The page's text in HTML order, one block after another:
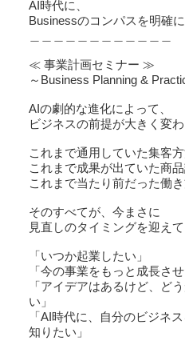
AI時代に、
Businessのコンパスを明確
≪ 事業計画セミナー ≫
～Business Planning &
AIの劇的な進化によって、
ビジネスの前提が大きく変わ
これまで通用していた集客方
これまで成果が出ていた商品
これまで当たり前だった働
そのすべてが、今まさに
見直しのタイミングを迎えて
「いつか起業したい」
「今の事業をもっと成長させ
「アイデアはあるけど、ど
い」
「AI時代に、自分のビジネ
知りたい」